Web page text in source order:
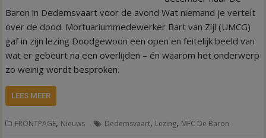
Baron in Dedemsvaart voor de avond Wat niemand je vertelt
over de dood. Mortuariummedewerker Bart van Zijl (UMCG)
gaf in zijn lezing Doodgewoon een open en feitelijk beeld van
wat er gebeurt na een overlijden – én waarom het onderwerp
zo weinig wordt besproken.
LEES MEER
FRONTPAGE, Nieuws Dedemsvaart, Lezing, MFC De Baron